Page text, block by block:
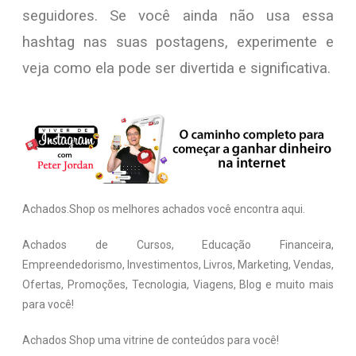
seguidores. Se você ainda não usa essa
hashtag nas suas postagens, experimente e
veja como ela pode ser divertida e significativa.
Achados.Shop os melhores achados você encontra aqui.
Achados de Cursos, Educação Financeira,
Empreendedorismo, Investimentos, Livros, Marketing, Vendas,
Ofertas, Promoções, Tecnologia, Viagens, Blog e muito mais
para você!
Achados Shop uma vitrine de conteúdos para você!